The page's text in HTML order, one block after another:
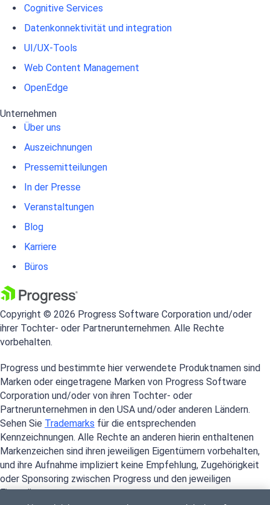
Cognitive Services
Datenkonnektivität und integration
UI/UX-Tools
Web Content Management
OpenEdge
Unternehmen
Über uns
Auszeichnungen
Pressemitteilungen
In der Presse
Veranstaltungen
Blog
Karriere
Büros
Copyright © 2026 Progress Software Corporation und/oder
ihrer Tochter- oder Partnerunternehmen. Alle Rechte
vorbehalten.
Progress und bestimmte hier verwendete Produktnamen sind
Marken oder eingetragene Marken von Progress Software
Corporation und/oder von ihren Tochter- oder
Partnerunternehmen in den USA und/oder anderen Ländern.
Sehen Sie Trademarks für die entsprechenden
Kennzeichnungen. Alle Rechte an anderen hierin enthaltenen
Markenzeichen sind ihren jeweiligen Eigentümern vorbehalten,
und ihre Aufnahme impliziert keine Empfehlung, Zugehörigkeit
oder Sponsoring zwischen Progress und den jeweiligen
Eigentümern.